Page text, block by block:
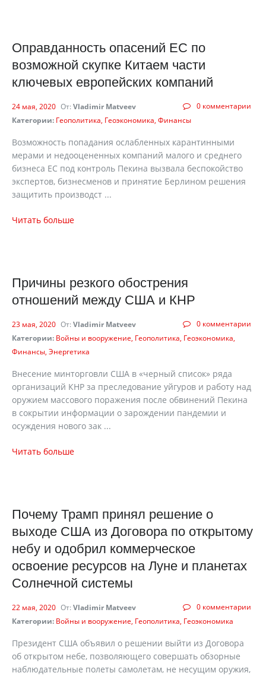
Оправданность опасений ЕС по
возможной скупке Китаем части
ключевых европейских компаний
0 комментарии
24 мая, 2020 От: Vladimir Matveev
Категории: Геополитика Геоэкономика Финансы
Возможность попадания ослабленных карантинными
мерами и недооцененных компаний малого и среднего
бизнеса ЕС под контроль Пекина вызвала беспокойство
экспертов, бизнесменов и принятие Берлином решения
защитить производст ...
Читать больше
Причины резкого обострения
отношений между США и КНР
0 комментарии
23 мая, 2020 От: Vladimir Matveev
Категории: Войны и вооружение Геополитика Геоэкономика
Финансы Энергетика
Внесение минторговли США в «черный список» ряда
организаций КНР за преследование уйгуров и работу над
оружием массового поражения после обвинений Пекина
в сокрытии информации о зарождении пандемии и
осуждения нового зак ...
Читать больше
Почему Трамп принял решение о
выходе США из Договора по открытому
небу и одобрил коммерческое
освоение ресурсов на Луне и планетах
Солнечной системы
0 комментарии
22 мая, 2020 От: Vladimir Matveev
Категории: Войны и вооружение Геополитика Геоэкономика
Президент США объявил о решении выйти из Договора
об открытом небе, позволяющего совершать обзорные
наблюдательные полеты самолетам, не несущим оружия,